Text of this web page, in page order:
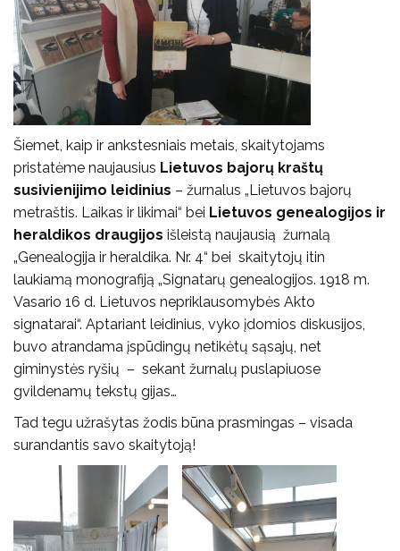
Šiemet, kaip ir ankstesniais metais, skaitytojams
pristatėme naujausius Lietuvos bajorų kraštų
susivienijimo leidinius – žurnalus „Lietuvos bajorų
metraštis. Laikas ir likimai“ bei Lietuvos genealogijos ir
heraldikos draugijos išleistą naujausią žurnalą
„Genealogija ir heraldika. Nr. 4“ bei skaitytojų itin
laukiamą monografiją „Signatarų genealogijos. 1918 m.
Vasario 16 d. Lietuvos nepriklausomybės Akto
signatarai“. Aptariant leidinius, vyko įdomios diskusijos,
buvo atrandama įspūdingų netikėtų sąsajų, net
giminystės ryšių – sekant žurnalų puslapiuose
gvildenamų tekstų gijas…
Tad tegu užrašytas žodis būna prasmingas – visada
surandantis savo skaitytoją!